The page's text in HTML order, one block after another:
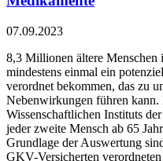
07.09.2023
8,3 Millionen ältere Menschen
mindestens einmal ein
verordnet bekommen, das zu
Nebenwirkungen führen kann.
Wissenschaftlichen Instituts
jeder zweite Mensch ab 65
Grundlage der Auswertung
GKV-Versicherten